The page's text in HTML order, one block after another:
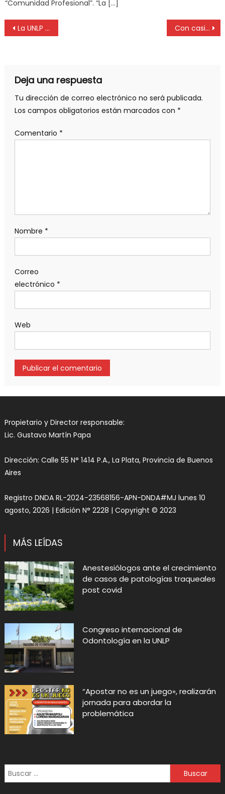
“Comunidad Profesional”. “La […]
La UNLP realizó una nueva entrega de bicicletas a sus estudiantes Con casi 500 participantes, comenzó la 44 Jornada Notarial Bonaerense
Deja una respuesta
Tu dirección de correo electrónico no será publicada.
Los campos obligatorios están marcados con *
Comentario *
Nombre *
Correo
electrónico *
Web
Propietario y Director responsable:
Lic. Gustavo Martín Papa
Dirección: Calle 55 N° 1414 P.A., La Plata, Provincia de Buenos
Aires
Registro DNDA RL-2024-23568156-APN-DNDA#MJ lunes 10
agosto, 2026 | Edición N° 2228 | Copyright © 2023
MÁS LEÍDAS
Anestesiólogos ante el crecimiento
de casos de patologías traqueales
post covid
Congreso internacional de
Odontología en la UNLP
“Apostar no es un juego», realizarán
jornada para abordar la
problemática